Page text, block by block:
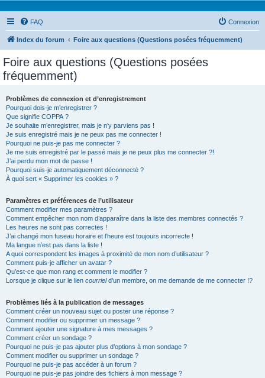
FAQ Connexion
Index du forum Foire aux questions (Questions posées fréquemment)
Foire aux questions (Questions posées
fréquemment)
Problèmes de connexion et d’enregistrement
Pourquoi dois-je m’enregistrer ?
Que signifie COPPA ?
Je souhaite m’enregistrer, mais je n’y parviens pas !
Je suis enregistré mais je ne peux pas me connecter !
Pourquoi ne puis-je pas me connecter ?
Je me suis enregistré par le passé mais je ne peux plus me connecter ?!
J’ai perdu mon mot de passe !
Pourquoi suis-je automatiquement déconnecté ?
À quoi sert « Supprimer les cookies » ?
Paramètres et préférences de l’utilisateur
Comment modifier mes paramètres ?
Comment empêcher mon nom d’apparaître dans la liste des membres connectés ?
Les heures ne sont pas correctes !
J’ai changé mon fuseau horaire et l’heure est toujours incorrecte !
Ma langue n’est pas dans la liste !
A quoi correspondent les images à proximité de mon nom d’utilisateur ?
Comment puis-je afficher un avatar ?
Qu’est-ce que mon rang et comment le modifier ?
Lorsque je clique sur le lien courrield’un membre, on me demande de me connecter !?
Problèmes liés à la publication de messages
Comment créer un nouveau sujet ou poster une réponse ?
Comment modifier ou supprimer un message ?
Comment ajouter une signature à mes messages ?
Comment créer un sondage ?
Pourquoi ne puis-je pas ajouter plus d’options à mon sondage ?
Comment modifier ou supprimer un sondage ?
Pourquoi ne puis-je pas accéder à un forum ?
Pourquoi ne puis-je pas joindre des fichiers à mon message ?